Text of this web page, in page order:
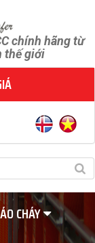
chính hãng từ
thế giới
CHÁY